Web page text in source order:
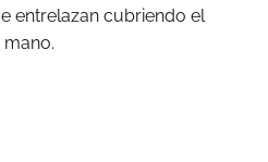
entrelazan cubriendo el